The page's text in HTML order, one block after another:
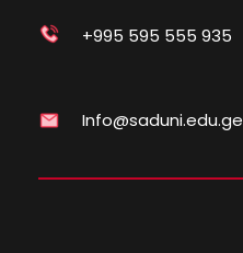
+995 595 555 935
Info@saduni.edu.ge